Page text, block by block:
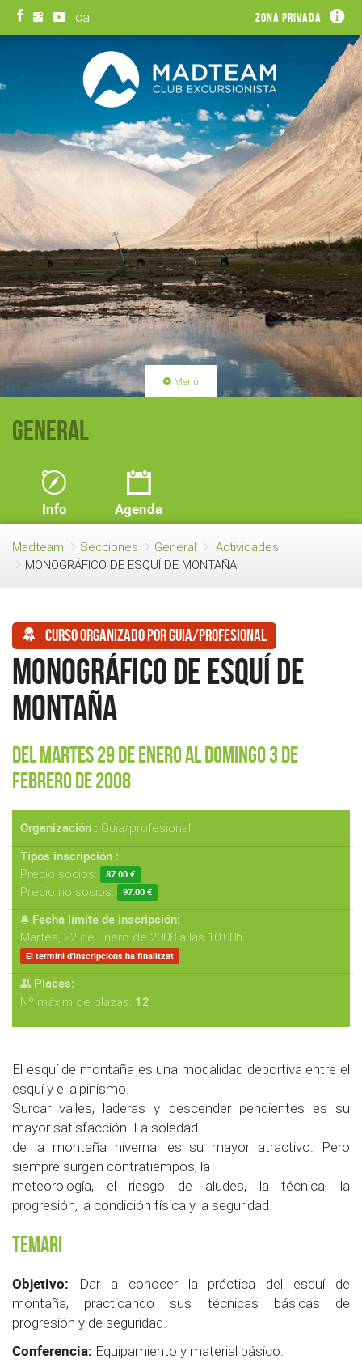
ca Zona privada
Menú
HAZTE SOCIO
General
Info Agenda
Madteam Secciones General
Actividades
MONOGRÁFICO DE ESQUÍ DE MONTAÑA
Curso organizado por guia/profesional
MONOGRÁFICO DE ESQUÍ DE
MONTAÑA
Del Martes 29 de Enero al Domingo 3 de
Febrero de 2008
Organización : Guia/profesional
Tipos inscripción :
Precio socios: 87.00 €
Precio no socios: 97.00 €
Fecha límite de inscripción:
Martes, 22 de Enero de 2008 a las 10:00h
El termini d'inscripcions ha finalitzat
Places:
Nº máxim de plazas: 12
El esquí de montaña es una modalidad deportiva entre el
esquí y el alpinismo.
Surcar valles, laderas y descender pendientes es su
mayor satisfacción. La soledad
de la montaña hivernal es su mayor atractivo. Pero
siempre surgen contratiempos, la
meteorología, el riesgo de aludes, la técnica, la
progresión, la condición física y la seguridad.
Temari
Objetivo: Dar a conocer la práctica del esquí de
montaña, practicando sus técnicas básicas de
progresión y de seguridad.
Conferencia: Equipamiento y material básico.